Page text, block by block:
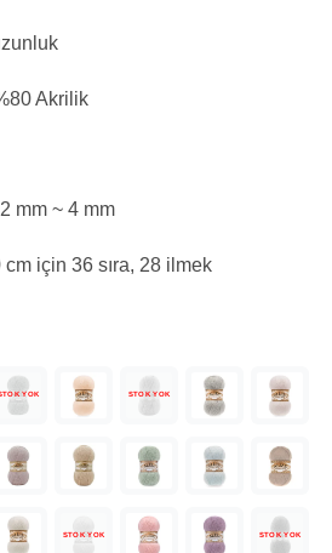
Akrilik
2 mm ~ 4 mm
cm için 36 sıra, 28 ilmek
YOK STOK YOK
STOK YOK STOK YOK